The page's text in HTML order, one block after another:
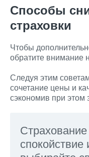
Способы
страховки
Чтобы
обратите внимание
Следуя этим
сочетание цены и
сэкономив при этом